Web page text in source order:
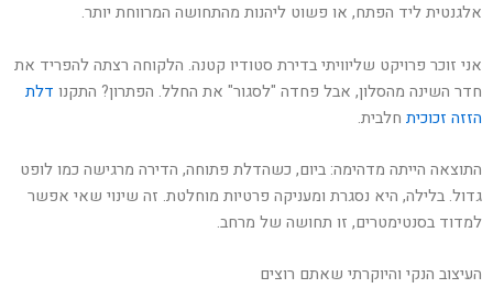
אלגנטית ליד הפתח, או פשוט ליהנות מהתחושה המרווחת יותר.
אני זוכר פרויקט שליוויתי בדירת סטודיו קטנה. הלקוחה רצתה להפריד את
חדר השינה מהסלון, אבל פחדה "לסגור" את החלל. הפתרון? התקנו דלת
הזזה זכוכית חלבית.
התוצאה הייתה מדהימה: ביום, כשהדלת פתוחה, הדירה מרגישה כמו לופט
גדול. בלילה, היא נסגרת ומעניקה פרטיות מוחלטת. זה שינוי שאי אפשר
למדוד בסנטימטרים, זו תחושה של מרחב.
העיצוב הנקי והיוקרתי שאתם רוצים